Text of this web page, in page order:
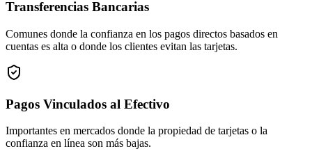
Transferencias Bancarias
Comunes donde la confianza en los pagos directos basados en
cuentas es alta o donde los clientes evitan las tarjetas.
Pagos Vinculados al Efectivo
Importantes en mercados donde la propiedad de tarjetas o la
confianza en línea son más bajas.